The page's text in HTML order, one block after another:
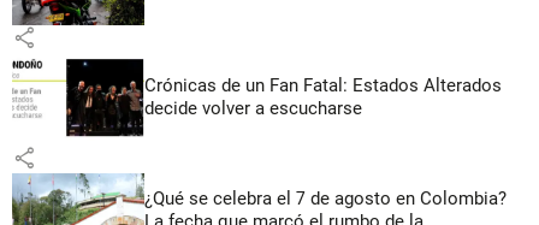
share
Crónicas de un Fan Fatal: Estados Alterados
decide volver a escucharse
share
¿Qué se celebra el 7 de agosto en Colombia?